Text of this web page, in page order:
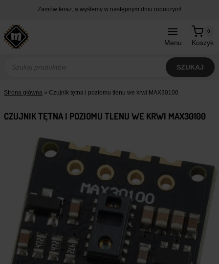
treści
Zamów teraz, a wyślemy w następnym dniu roboczym!
Menu Koszyk
0
produktów
SZUKAJ
Strona główna » Czujnik tętna i poziomu tlenu we krwi MAX30100
CZUJNIK TĘTNA I POZIOMU TLENU WE KRWI MAX30100